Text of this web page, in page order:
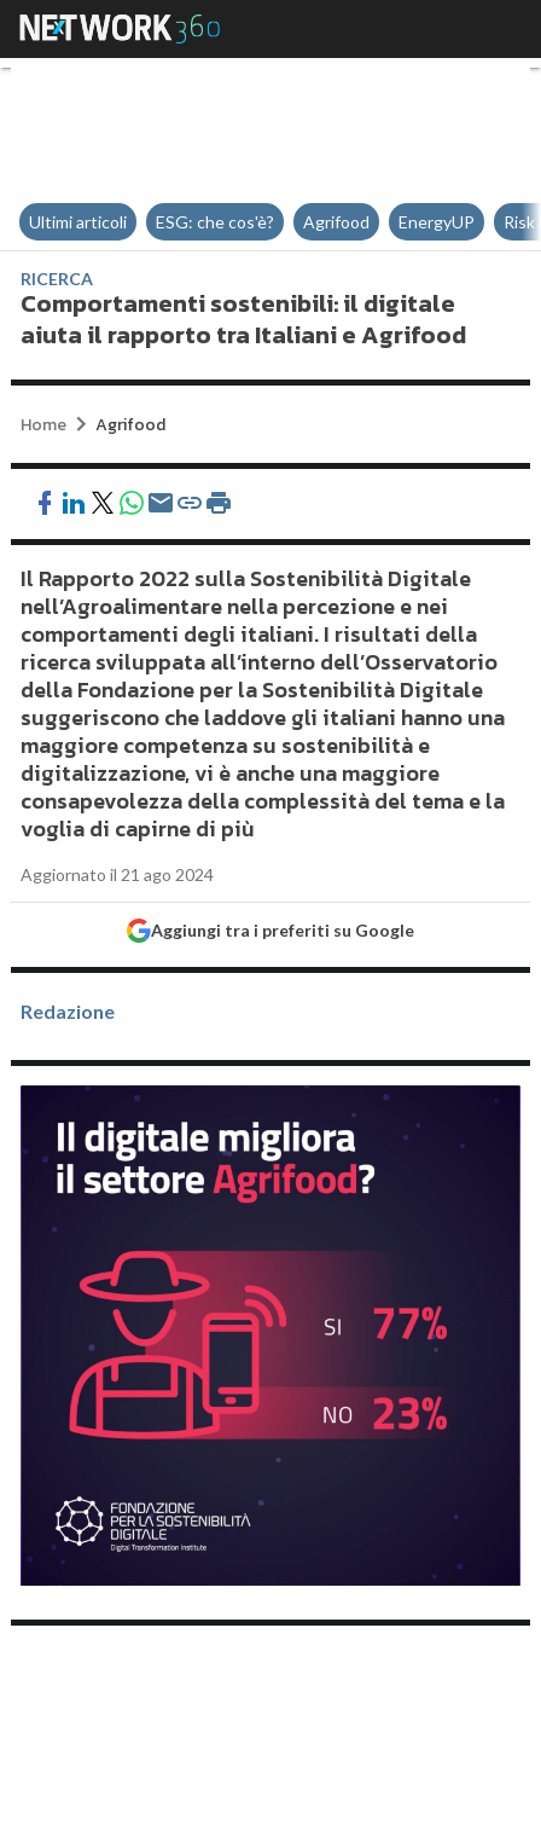
Comportamenti sostenibili: il
Ultimi articoli ESG: che cos'è? Agrifood EnergyUP Risk
RICERCA
Comportamenti sostenibili: il digitale
aiuta il rapporto tra Italiani e Agrifood
Home Agrifood
Il Rapporto 2022 sulla Sostenibilità Digitale
nell’Agroalimentare nella percezione e nei
comportamenti degli italiani. I risultati della
ricerca sviluppata all’interno dell’Osservatorio
della Fondazione per la Sostenibilità Digitale
suggeriscono che laddove gli italiani hanno una
maggiore competenza su sostenibilità e
digitalizzazione, vi è anche una maggiore
consapevolezza della complessità del tema e la
voglia di capirne di più
Aggiornato il 21 ago 2024
Aggiungi tra i preferiti su Google
Redazione